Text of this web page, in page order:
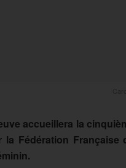
accueillera la
la Fédération